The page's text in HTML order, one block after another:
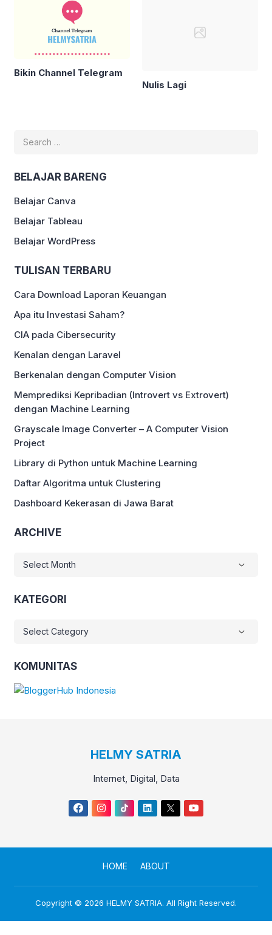
Bikin Channel Telegram
Nulis Lagi
for:
BELAJAR BARENG
Belajar Canva
Belajar Tableau
Belajar WordPress
TULISAN TERBARU
Cara Download Laporan Keuangan
Apa itu Investasi Saham?
CIA pada Cibersecurity
Kenalan dengan Laravel
Berkenalan dengan Computer Vision
Memprediksi Kepribadian (Introvert vs Extrovert)
dengan Machine Learning
Grayscale Image Converter – A Computer Vision
Project
Library di Python untuk Machine Learning
Daftar Algoritma untuk Clustering
Dashboard Kekerasan di Jawa Barat
ARCHIVE
KATEGORI
KOMUNITAS
HELMY SATRIA
Internet, Digital, Data
HOME ABOUT
Copyright © 2026 HELMY SATRIA. All Right Reserved.